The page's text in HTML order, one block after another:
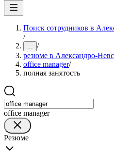
Поиск сотрудников в
/
... /
резюме в Александро-
office manager/
полная занятость
office manager
Резюме